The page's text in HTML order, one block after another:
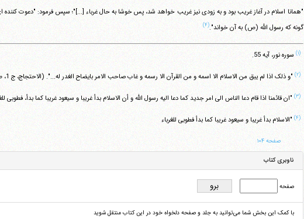
گونه که رسول الله (ص) به آن خواند".(۴)
(۱) سوره نور، آیه 55.
(۲) "و ذلک اذا لم یبق من الاسلام الا اسمه و من القرآن الا رسمه و غاب صاحب الامر بایضاح الغدر له...". (الاحتجاج، ج 1، ص 382؛ و تفسیر نورالثقلین، ج 3، ص 619).
(۳) "ان قائمنا اذا قام دعا الناس الی امر جدید کما دعا الیه رسول الله و أن الاسلام بدأ غریبا و سیعود غریبا کما بدأ، فطوبی
(۴) "الاسلام بدأ غریبا و سیعود غریبا کما بدأ فطوبی للغرباء
صفحه ۱۰۴
ناوبری کتاب
صفحه
با کمک این بخش شما می‌توانید به جلد و صفحه دلخواه خود در این کتاب منتقل شوید